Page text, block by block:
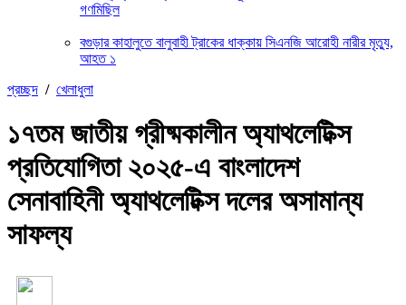
গণমিছিল
বগুড়ার কাহালুতে বালুবাহী ট্রাকের ধাক্কায় সিএনজি আরোহী নারীর মৃত্যু,
আহত ১
প্রচ্ছদ / খেলাধুলা
১৭তম জাতীয় গ্রীষ্মকালীন অ্যাথলেটিক্স
প্রতিযোগিতা ২০২৫-এ বাংলাদেশ
সেনাবাহিনী অ্যাথলেটিক্স দলের অসামান্য
সাফল্য